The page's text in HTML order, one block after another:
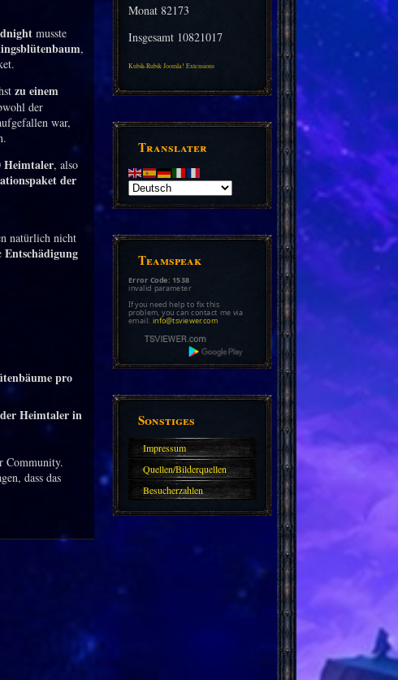
Monat82173
Insgesamt 10821017
Kubik-Rubik Joomla! Extensions
Translater
Teamspeak
Error Code: 1538
invalid parameter
If you need help to fix this
problem, you can contact me via
email: info@tsviewer.com
Sonstiges
Impressum
Quellen/Bilderquellen
Besucherzahlen
musste
,
zu einem
der
war,
Heimtaler, also
der
natürlich nicht
Entschädigung
pro
Heimtaler in
Community.
dass das